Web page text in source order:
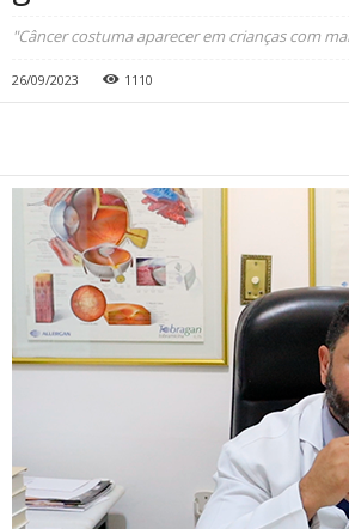
"Câncer costuma aparecer em crianças com
26/09/2023 1110